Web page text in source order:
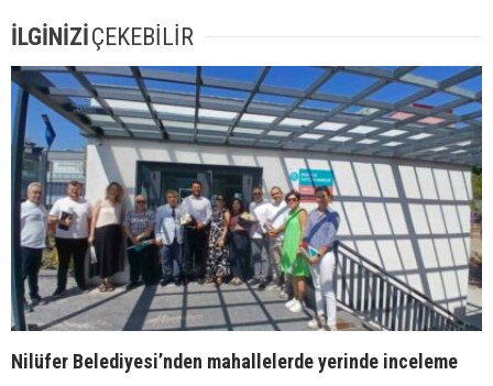
İLGİNİZİÇEKEBİLİR
Nilüfer Belediyesi’nden mahallelerde yerinde inceleme